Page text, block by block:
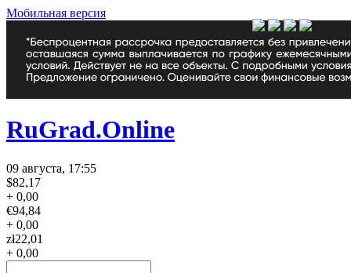
Мобильная версия
RuGrad.Online
09 августа, 17:55
$82,17
+ 0,00
€94,84
+ 0,00
zł22,01
+ 0,00